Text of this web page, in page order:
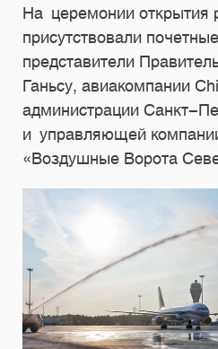
На церемонии открытия
присутствовали
представители
Ганьсу, авиакомпании
администрации Санкт-
и управляющей
«Воздушные Ворота